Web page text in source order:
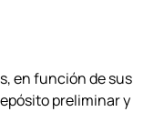
en función de sus
preliminar y